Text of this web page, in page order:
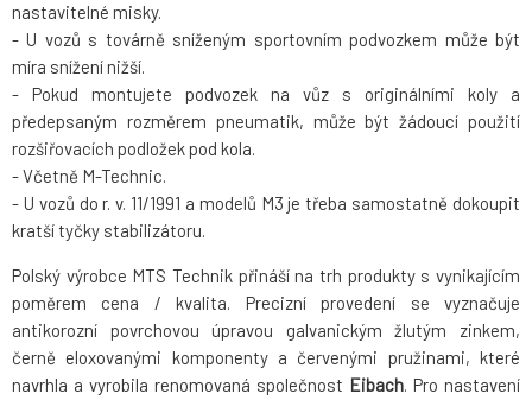
nastavitelné misky.
- U vozů s továrně sníženým sportovním podvozkem může být
míra snížení nižší.
- Pokud montujete podvozek na vůz s originálními koly a
předepsaným rozměrem pneumatik, může být žádoucí použití
rozšiřovacích podložek pod kola.
- Včetně M-Technic.
- U vozů do r. v. 11/1991 a modelů M3 je třeba samostatně dokoupit
kratší tyčky stabilizátoru.
Polský výrobce MTS Technik přináší na trh produkty s vynikajícím
poměrem cena / kvalita. Precizní provedení se vyznačuje
antikorozní povrchovou úpravou galvanickým žlutým zinkem,
černě eloxovanými komponenty a červenými pružinami, které
navrhla a vyrobila renomovaná společnost Eibach. Pro nastavení